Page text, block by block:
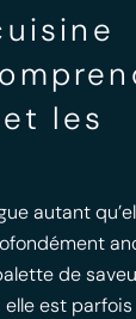
les
autant
de
est